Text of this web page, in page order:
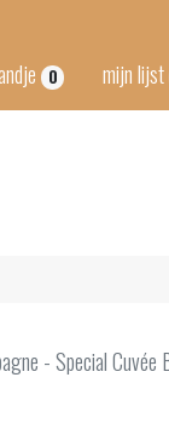
0 mijn lijst
- Special Cuvée